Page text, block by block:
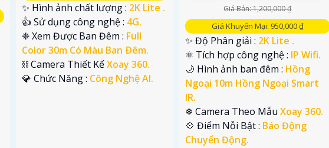
✨ Hình ảnh chất lượng : 2K Lite .
👍 Sử dụng công nghệ : 4G.
❈ Xem Được Ban Đêm : Full
Color 30m Có Màu Ban Ðêm.
⛓ Camera Thiết KếXoay 360.
️💎 Chức Năng : Công Nghệ AI.
Giá Bán: 1,200,000 ₫
Giá Khuyến Mại: 950,000 ₫
✨ Độ Phân giải : 2K Lite .
⚛️ Tích hợp công nghệ : IP Wifi.
🌙 Hình ảnh ban đêm : Hồng
Ngoại 10m Hồng Ngoại Smart
IR.
❄ Camera Theo Mẫu Xoay 360.
️💠 Điểm Nỗi Bật : Báo Động
Chuyển Động.